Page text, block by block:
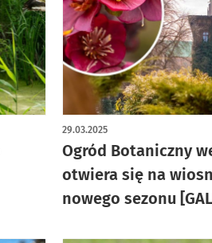
Ogród Botaniczny
otwiera się na
nowego sezonu
29.03.2025
artykuł z galerią zdjęć